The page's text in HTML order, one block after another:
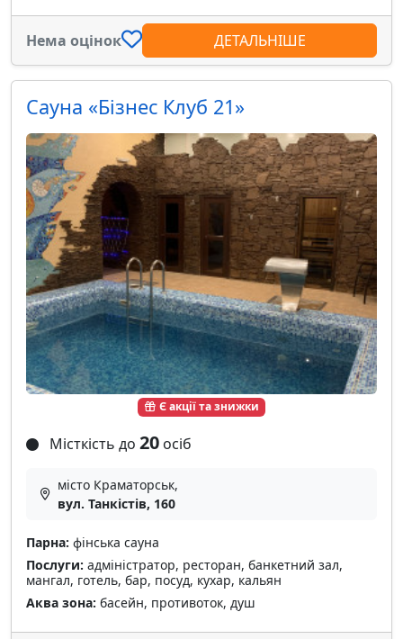
Нема оцінок ДЕТАЛЬНІШЕ
Є акції та знижки
Сауна «Бізнес Клуб 21»
Місткість до 20 осіб
місто Краматорськ,
вул. Танкістів, 160
Парна: фінська сауна
Послуги: адміністратор, ресторан, банкетний зал,
мангал, готель, бар, посуд, кухар, кальян
Аква зона: басейн, противоток, душ